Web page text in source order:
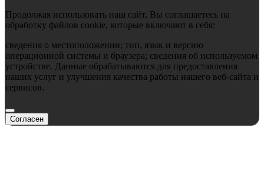
Продолжая использовать наш сайт, Вы соглашаетесь на
обработку файлов cookie, которые включают в себя:
сведения о местоположении; тип, язык и версию
операционной системы и браузера; сведения об используемом
устройстве. Данные обрабатываются для предоставления
наших услуг и улучшения качества работы нашего веб-сайта и
сервисов.
Согласен